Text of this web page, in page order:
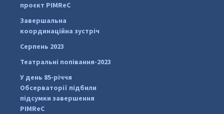
проєкт PIMReC
Завершальна
координаційна зустріч
Серпень 2023
Театральні попівання-2023
У день 85-річчя
Обсерваторії підбили
підсумки завершення
PIMReC